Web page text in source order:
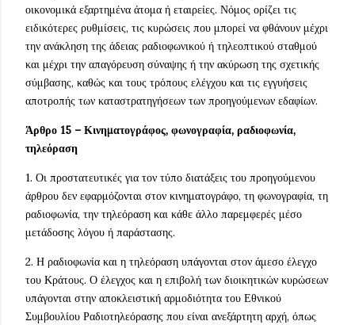
οικονομικά εξαρτημένα άτομα ή εταιρείες. Νόμος ορίζει τις
ειδικότερες ρυθμίσεις, τις κυρώσεις που μπορεί να φθάνουν μέχρι
την ανάκληση της άδειας ραδιοφωνικού ή τηλεοπτικού σταθμού
και μέχρι την απαγόρευση σύναψης ή την ακύρωση της σχετικής
σύμβασης, καθώς και τους τρόπους ελέγχου και τις εγγυήσεις
αποτροπής των καταστρατηγήσεων των προηγούμενων εδαφίων.
Άρθρο 15 – Κινηματογράφος, φωνογραφία, ραδιοφωνία,
τηλεόραση
1. Οι προστατευτικές για τον τύπο διατάξεις του προηγούμενου
άρθρου δεν εφαρμόζονται στον κινηματογράφο, τη φωνογραφία, τη
ραδιοφωνία, την τηλεόραση και κάθε άλλο παρεμφερές μέσο
μετάδοσης λόγου ή παράστασης.
2. Η ραδιοφωνία και η τηλεόραση υπάγονται στον άμεσο έλεγχο
του Κράτους. Ο έλεγχος και η επιβολή των διοικητικών κυρώσεων
υπάγονται στην αποκλειστική αρμοδιότητα του Εθνικού
Συμβουλίου Ραδιοτηλεόρασης που είναι ανεξάρτητη αρχή, όπως